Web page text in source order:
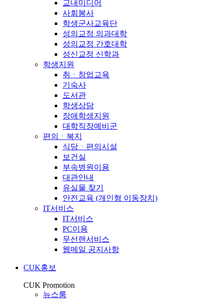
교내미디어
사회봉사
학생군사교육단
성의교정 의과대학
성의교정 간호대학
성신교정 신학과
학생지원
취ㆍ창업교육
기숙사
도서관
학생상담
장애학생지원
대학직장예비군
편의ㆍ복지
식당ㆍ편의시설
보건실
부속병원이용
대관안내
유실물 찾기
안전교육 (개인형 이동장치)
IT서비스
IT서비스
PC이용
무선랜서비스
웹메일 공지사항
CUK홍보
CUK Promotion
뉴스룸